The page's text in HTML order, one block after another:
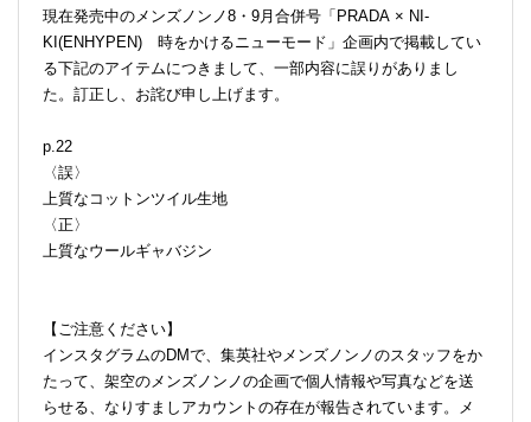
現在発売中のメンズノンノ8・9月合併号「PRADA × NI-
KI(ENHYPEN) 時をかけるニューモード」企画内で掲載してい
る下記のアイテムにつきまして、一部内容に誤りがありまし
た。訂正し、お詫び申し上げます。
p.22
〈誤〉
上質なコットンツイル生地
〈正〉
上質なウールギャバジン
【ご注意ください】
インスタグラムのDMで、集英社やメンズノンノのスタッフをか
たって、架空のメンズノンノの企画で個人情報や写真などを送
らせる、なりすましアカウントの存在が報告されています。メ